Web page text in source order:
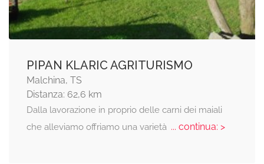
PIPAN KLARIC AGRITURISMO
Malchina, TS
Distanza: 62,6 km
Dalla lavorazione in proprio delle carni dei maiali
che alleviamo offriamo una varietà... continua: >